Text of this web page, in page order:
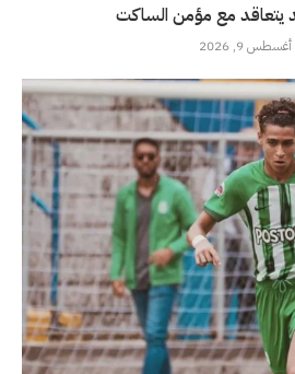
يتعاقد مع مؤمن الساكت
أغسطس 9, 2026